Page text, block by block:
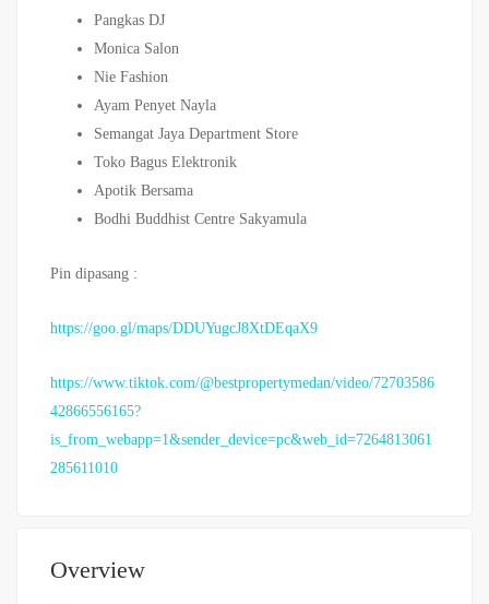
Pangkas DJ
Monica Salon
Nie Fashion
Ayam Penyet Nayla
Semangat Jaya Department Store
Toko Bagus Elektronik
Apotik Bersama
Bodhi Buddhist Centre Sakyamula
Pin dipasang :
https://goo.gl/maps/DDUYugcJ8XtDEqaX9
https://www.tiktok.com/@bestpropertymedan/video/72703586
42866556165?
is_from_webapp=1&sender_device=pc&web_id=7264813061
285611010
Overview